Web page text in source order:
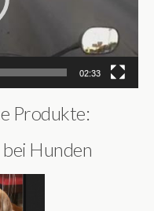
02:33
Produkte:
Hunden